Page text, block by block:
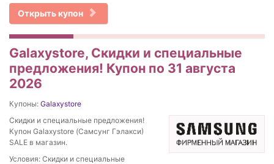
Открыть купон
Galaxystore, Скидки и специальные
предложения! Купон по 31 августа
2026
Купоны: Galaxystore
Скидки и специальные предложения!
Купон Galaxystore (Самсунг Гэлакси)
SALE в магазин.
Условия: Скидки и специальные